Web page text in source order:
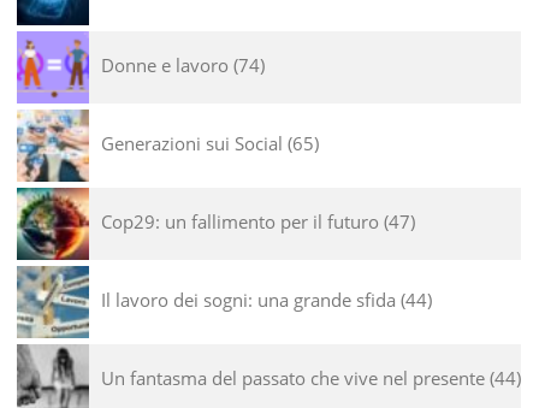
Donne e lavoro 74
Generazioni sui Social 65
Cop29: un fallimento per il futuro 47
Il lavoro dei sogni: una grande sfida 44
Un fantasma del passato che vive nel presente 44